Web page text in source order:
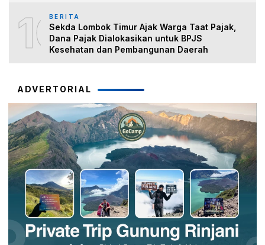
10BERITA
Sekda Lombok Timur Ajak Warga Taat Pajak,
Dana Pajak Dialokasikan untuk BPJS
Kesehatan dan Pembangunan Daerah
ADVERTORIAL